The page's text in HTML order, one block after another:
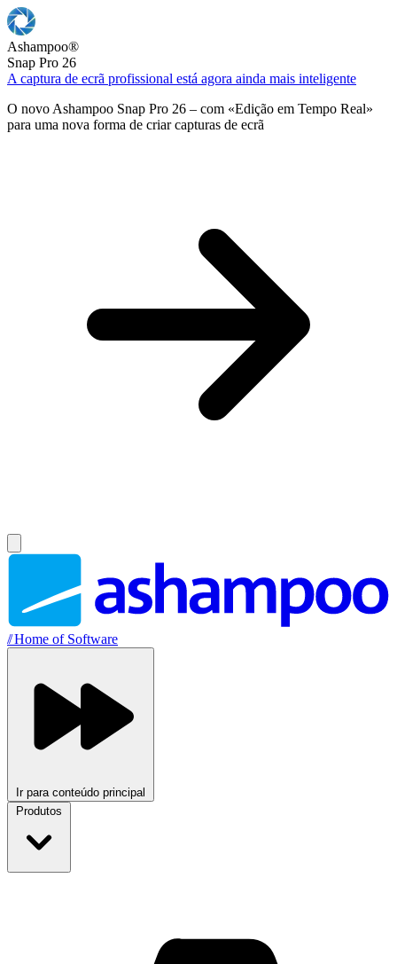
Ashampoo®
Snap Pro 26
A captura de ecrã profissional está agora ainda mais inteligente
O novo Ashampoo Snap Pro 26 – com «Edição em Tempo Real»
para uma nova forma de criar capturas de ecrã
//Home of Software
Ir para conteúdo principal
Produtos